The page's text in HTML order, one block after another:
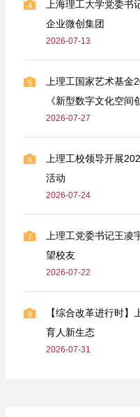
4
上海理工大学党委
企业微创集团
2026-07-13
5
上理工国家艺术基金
《新型数字文化空
2026-07-27
6
上理工校领导开展
活动
2026-07-24
7
上理工党委书记王
望校友
2026-07-22
8
【综合改革进行时
育人新生态
2026-07-31